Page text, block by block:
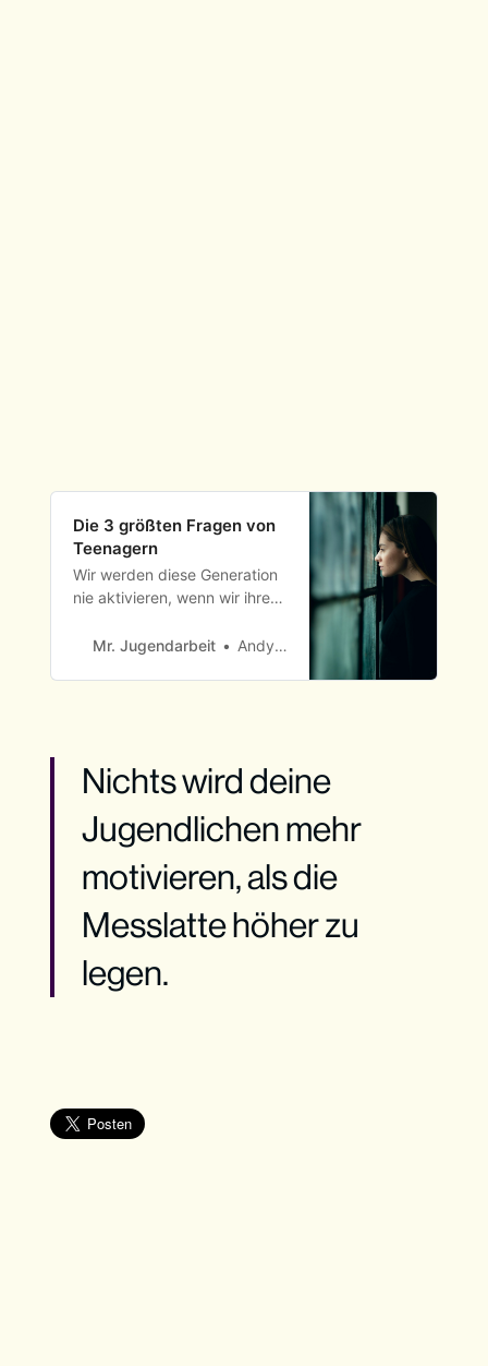
Die 3 größten Fragen von
Teenagern
Wir werden diese Generation
nie aktivieren, wenn wir ihre
verstehen und diese mit ihnen
Zugehörigkeit und
oben.
Mr. Jugendarbeit Andy Fronius
Nichts wird deine
Jugendlichen mehr
motivieren, als die
Messlatte höher zu
legen.